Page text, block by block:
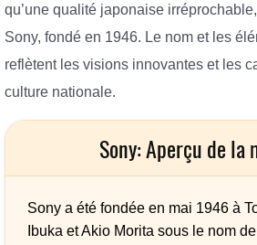
qu’une qualité japonaise
Sony, fondé en 1946. Le nom et les
reflètent les visions innovantes et les
culture nationale.
Sony: Aperçu de la
Sony a été fondée en mai 1946 à
Ibuka et Akio Morita sous le nom